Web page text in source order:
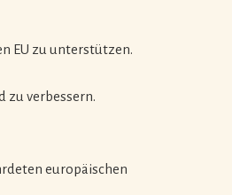
EU zu unterstützen.
verbessern.
europäischen